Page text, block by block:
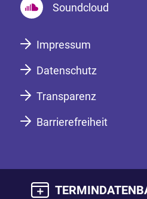
Soundcloud
Impressum
Datenschutz
Transparenz
Barrierefreiheit